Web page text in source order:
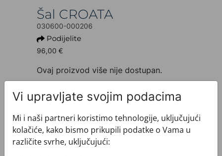
Šal CROATA
030600-000206
Podijelite
96,00 €
Ovaj proizvod više nije dostupan.
Dezen: Klasični
Boja: Zelena
Proizvod: Šal
Veličina: 50 x 160 cm
Vi upravljate svojim podacima
Mi i naši partneri koristimo tehnologije, uključujući
kolačiće, kako bismo prikupili podatke o Vama u
različite svrhe, uključujući: